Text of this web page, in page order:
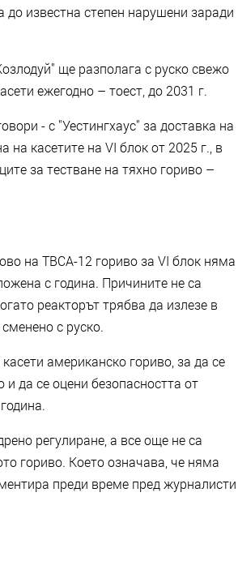
известна степен нарушени заради
ще разполага с руско свежо
ежегодно – тоест, до 2031 г.
- с "Уестингхаус" за доставка на
касетите на VІ блок от 2025 г., в
за тестване на тяхно гориво –
на ТВСА-12 гориво за VІ блок няма
с година. Причините не са
реакторът трябва да излезе в
с руско.
американско гориво, за да се
да се оцени безопасността от
регулиране, а все още не са
гориво. Което означава, че няма
преди време пред журналисти